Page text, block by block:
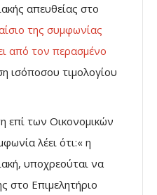
απευθείας στο
της συμφωνίας
από τον περασμένο
ισόποσου τιμολογίου
επί των Οικονομικών
λέει ότι:« η
υποχρεούται να
στο Επιμελητήριο